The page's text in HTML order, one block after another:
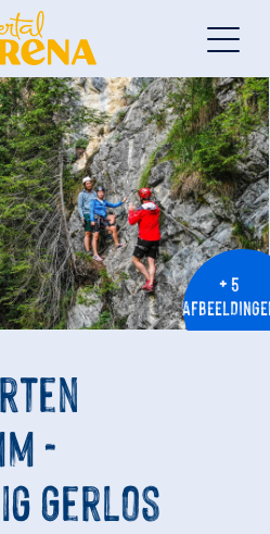
+ 5
-
Gerlos